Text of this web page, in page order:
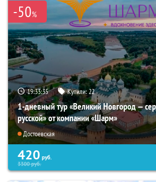
-50%
19:33:34 Купили:22
1-дневный тур «Великий Новгород —
русской» от компании «Шарм»
Достоевская
420 руб.
3300руб.